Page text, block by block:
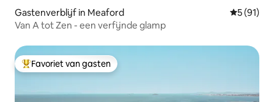
Gastenverblijf in Meaford
5 (91)
Van A tot Zen - een verfijnde glamp
Topfavoriet van gasten
Favoriet van gasten